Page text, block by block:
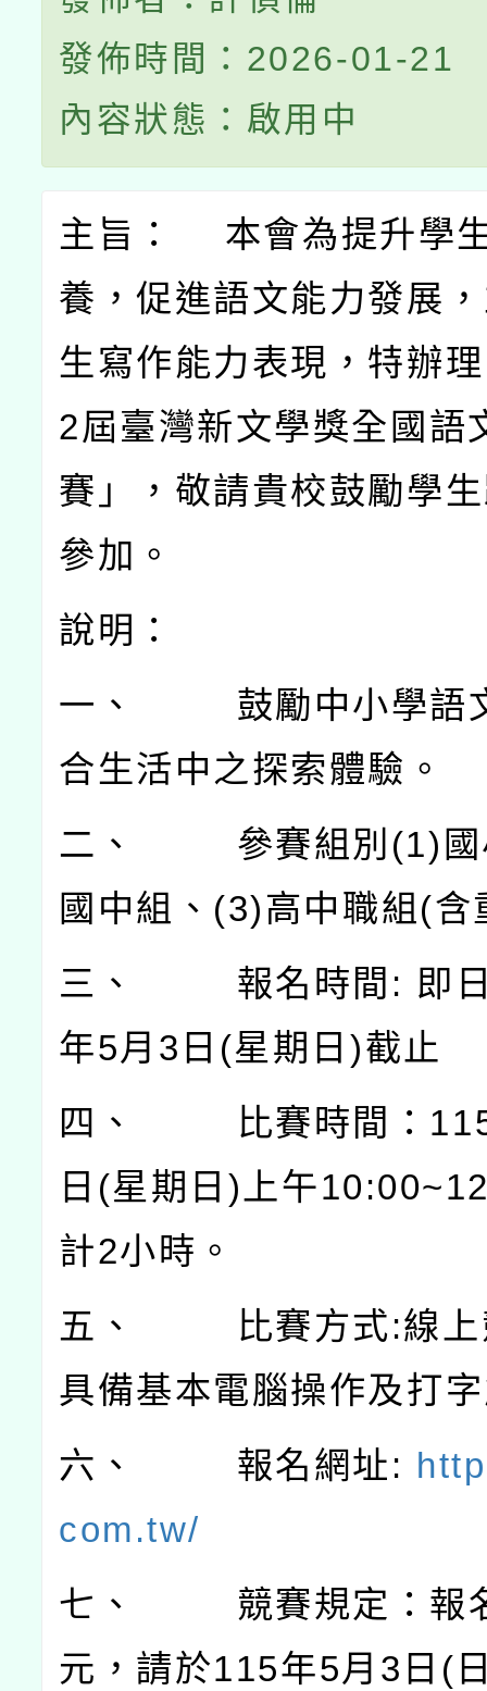
發佈時間：2026-01-21
內容狀態：啟用中
主旨：
本會為提升學
養，促進語文能力發展
生寫作能力表現，特辦
2屆臺灣新文學獎全國語
賽」，敬請貴校鼓勵學
參加。
說明：
一、
鼓勵中小學語
合生活中之探索體驗。
二、
參賽組別 (1)
國中組、 (3)高中職組 (含
三、
報名時間 : 即
年5月 3 日 (星期日)截止
四、
比賽時間：
日 (星期日 ) 上午
計2小時。
五、
比賽方式:線
具備基本電腦操作及打
六、
報名網址:
com.tw/
七、
競賽規定：報
元，請於115年5月 3 日 (